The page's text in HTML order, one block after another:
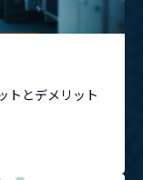
トとデメリット